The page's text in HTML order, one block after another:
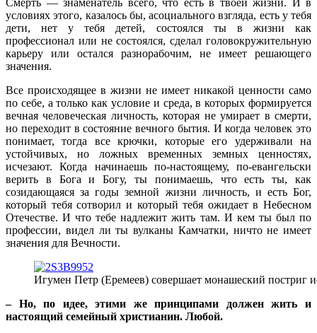
условиях этого, казалось бы, асоциального взгляда, есть у тебя
дети, нет у тебя детей, состоялся ты в жизни как
профессионал или не состоялся, сделал головокружительную
карьеру или остался разнорабочим, не имеет решающего
значения.
Все происходящее в жизни не имеет никакой ценности само
по себе, а только как условие и среда, в которых формируется
вечная человеческая личность, которая не умирает в смерти,
но переходит в состояние вечного бытия. И когда человек это
понимает, тогда все крючки, которые его удерживали на
устойчивых, но ложных временных земных ценностях,
исчезают. Когда начинаешь по-настоящему, по-евангельски
верить в Бога и Богу, ты понимаешь, что есть ты, как
созидающаяся за годы земной жизни личность, и есть Бог,
который тебя сотворил и который тебя ожидает в Небесном
Отечестве. И что тебе надлежит жить там. И кем ты был по
профессии, видел ли ты вулканы Камчатки, ничто не имеет
значения для Вечности.
Игумен Петр (Еремеев) совершает монашеский постриг
– Но, по идее, этими же принципами должен жить и
настоящий семейный христианин. Любой.